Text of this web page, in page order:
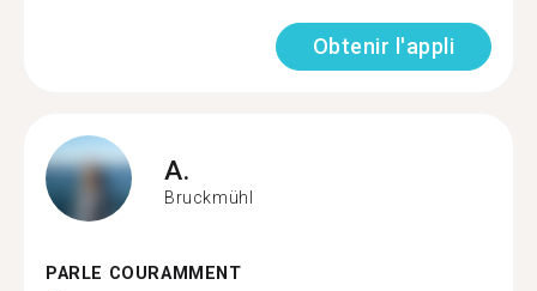
Obtenir l'appli
A.
Bruckmühl
PARLE COURAMMENT